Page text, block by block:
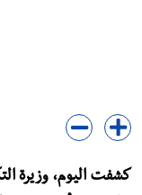
كشفت اليوم، وزيرة